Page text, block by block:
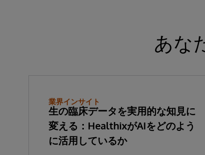
あな
業界インサイト
生の臨床データを実用的な知見に
変える：HealthixがAIをどのよう
に活用しているか